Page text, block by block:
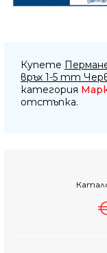
Купете
връх 1-5 mm
категория
отстъпка.